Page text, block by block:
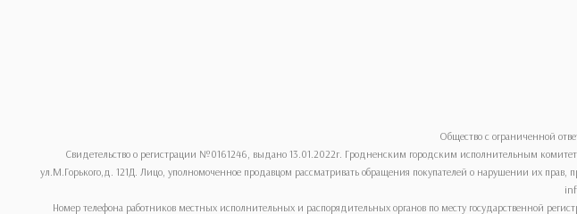
Общество с ограниченной
Свидетельство о регистрации №0161246, выдано 13.01.2022г. Гродненским городским исполнительным
ул.М.Горького,д. 121Д. Лицо, уполномоченное продавцом рассматривать обращения покупателей о нарушении их
Номер телефона работников местных исполнительных и распорядительных органов по месту государственной